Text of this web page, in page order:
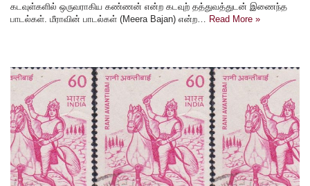
கடவுள்களில் ஒருவராகிய கண்ணன் என்ற கடவுற் தத்துவத்துடன் இணைந்த
பாடல்கள். மீராவின் பாடல்கள் (Meera Bajan) என்ற…
Read More »